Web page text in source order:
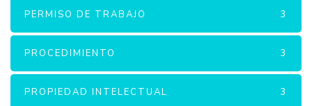
PERMISO DE TRABAJO 3
PROCEDIMIENTO 3
PROPIEDAD INTELECTUAL 3